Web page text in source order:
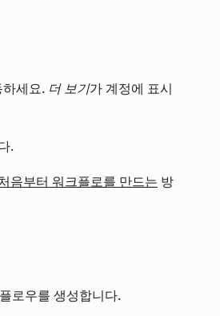
하세요. 더 보기가 계정에 표시
.
음부터 워크플로를 만드는 방
로우를 생성합니다.